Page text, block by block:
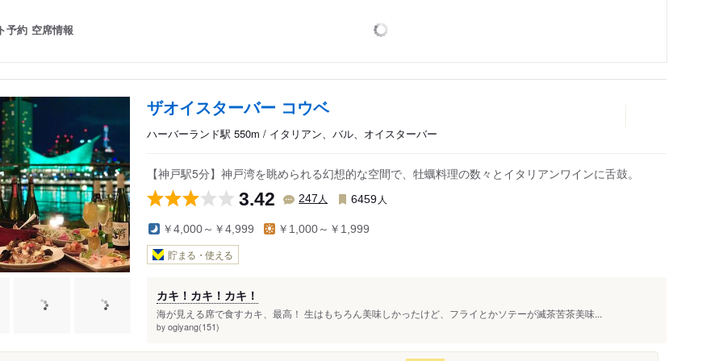
予約 空席情報
ザオイスターバー コウベ
ハーバーランド駅 550m / イタリアン、バル、オイスターバー
【神戸駅5分】神戸湾を眺められる幻想的な空間で、牡蠣料理の数々とイタリアンワインに舌鼓。
3.42 247 人 6459 人
￥4,000～￥4,999 ￥1,000～￥1,999
貯まる・使える
カキ！カキ！カキ！
海が見える席で食すカキ、最高！ 生はもちろん美味しかったけど、フライとかソテーが滅茶苦茶美味...
by ogiyang(151)